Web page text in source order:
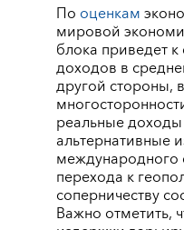
По оценкам
мировой
блока приведет
доходов в
другой стороны,
реальные доходы
альтернативные
международного
перехода к
соперничеству
Важно отметить,